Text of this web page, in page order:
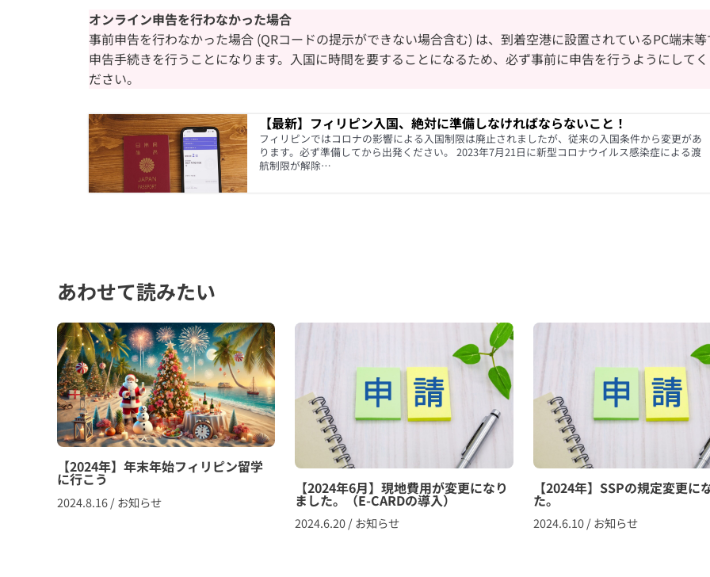
オンライン申告を行わなかった場合
事前申告を行わなかった場合 (QRコードの提示ができない場合含む) は、到着空港に設置されているPC端末
申告手続きを行うことになります。入国に時間を要することになるため、必ず事前に申告を行うようにしてく
ださい。
【最新】フィリピン入国、絶対に準備しなければならないこと！
フィリピンではコロナの影響による入国制限は廃止されましたが、従来の入国条件から変更があ
ります。必ず準備してから出発ください。 2023年7月21日に新型コロナウイルス感染症による渡
航制限が解除…
あわせて読みたい
【2024年】年末年始フィリピン留学
に行こう
2024.8.16/お知らせ
【2024年6月】現地費用が変更になり
ました。（E-CARDの導入）
2024.6.20/お知らせ
【2024年】SSPの規定変更に
た。
2024.6.10/お知らせ